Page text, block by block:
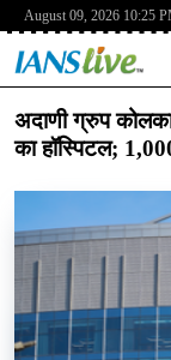
August 09, 2026 10:25
अदाणी ग्रुप
का हॉस्पिटल;